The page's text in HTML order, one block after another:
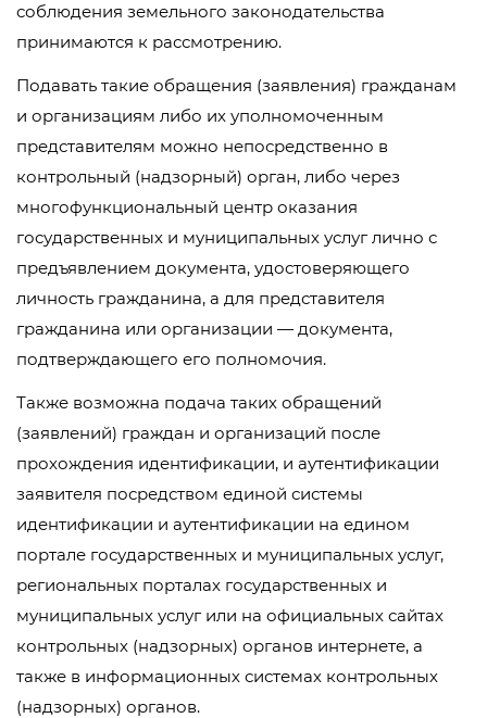
соблюдения земельного законодательства
принимаются к рассмотрению.
Подавать такие обращения (заявления) гражданам
и организациям либо их уполномоченным
представителям можно непосредственно в
контрольный (надзорный) орган, либо через
многофункциональный центр оказания
государственных и муниципальных услуг лично с
предъявлением документа, удостоверяющего
личность гражданина, а для представителя
гражданина или организации — документа,
подтверждающего его полномочия.
Также возможна подача таких обращений
(заявлений) граждан и организаций после
прохождения идентификации, и аутентификации
заявителя посредством единой системы
идентификации и аутентификации на едином
портале государственных и муниципальных услуг,
региональных порталах государственных и
муниципальных услуг или на официальных сайтах
контрольных (надзорных) органов интернете, а
также в информационных системах контрольных
(надзорных) органов.